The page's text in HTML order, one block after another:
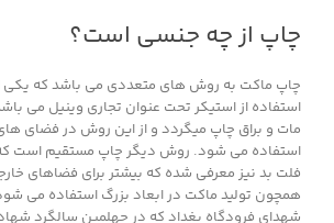
چاپ از چه جنسی است؟
چاپ ماکت به روش های متعددی می باشد که یکی از
استفاده از استیکر تحت عنوان تجاری وینیل می
مات و براق چاپ میگردد و از این روش در فضای
استفاده می شود. روش دیگر چاپ مستقیم است که
فلت بد نیز معرفی شده که بیشتر برای فضاهای
همچون تولید ماکت در ابعاد بزرگ استفاده می
شهدای فرودگاه بغداد که در چهلمین سالگرد